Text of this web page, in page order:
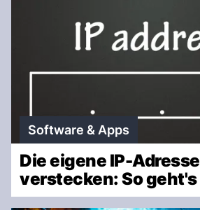
Software & Apps
Die eigene IP-Adresse
verstecken: So geht's